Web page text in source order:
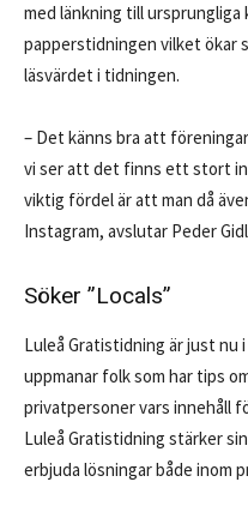
med länk­ning till ursprungliga
papperstidningen vilket ökar
läsvärdet i tidningen.
– Det känns bra att
vi ser att det finns ett stort
viktig för­del är att man då
Instagram, av­slutar Peder
Söker ”Locals”
Luleå Gratistidning är just nu
uppmanar folk som har tips
privatpersoner vars innehåll
Luleå Gratistidning stärker
erbjuda lösningar både inom